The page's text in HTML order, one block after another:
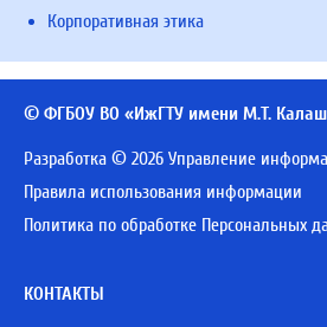
Корпоративная этика
© ФГБОУ ВО «ИжГТУ имени М.Т.
Разработка © 2026 Управление
Правила использования информации
Политика по обработке Персональных
КОНТАКТЫ